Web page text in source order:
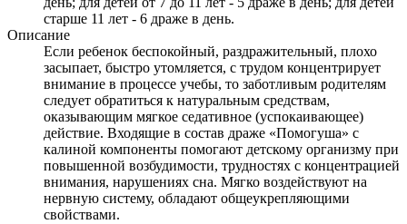
старше 11 лет - 6 драже в день.
Описание
Если ребенок беспокойный, раздражительный, плохо
засыпает, быстро утомляется, с трудом концентрирует
внимание в процессе учебы, то заботливым родителям
следует обратиться к натуральным средствам,
оказывающим мягкое седативное (успокаивающее)
действие. Входящие в состав драже «Помогуша» с
калиной компоненты помогают детскому организму при
повышенной возбудимости, трудностях с концентрацией
внимания, нарушениях сна. Мягко воздействуют на
нервную систему, обладают общеукрепляющими
свойствами.